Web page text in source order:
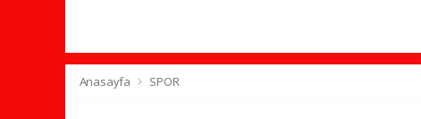
Anasayfa SPOR